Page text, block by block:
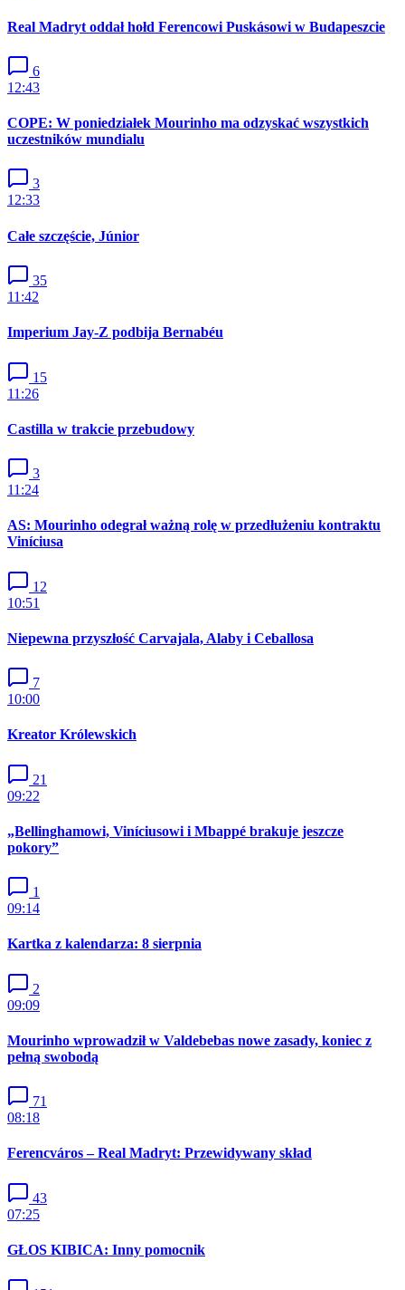
Real Madryt oddał hołd Ferencowi Puskásowi w Budapeszcie
6
12:43
COPE: W poniedziałek Mourinho ma odzyskać wszystkich
uczestników mundialu
3
12:33
Całe szczęście, Júnior
35
11:42
Imperium Jay-Z podbija Bernabéu
15
11:26
Castilla w trakcie przebudowy
3
11:24
AS: Mourinho odegrał ważną rolę w przedłużeniu kontraktu
Viníciusa
12
10:51
Niepewna przyszłość Carvajala, Alaby i Ceballosa
7
10:00
Kreator Królewskich
21
09:22
„Bellinghamowi, Viníciusowi i Mbappé brakuje jeszcze
pokory”
1
09:14
Kartka z kalendarza: 8 sierpnia
2
09:09
Mourinho wprowadził w Valdebebas nowe zasady, koniec z
pełną swobodą
71
08:18
Ferencváros – Real Madryt: Przewidywany skład
43
07:25
GŁOS KIBICA: Inny pomocnik